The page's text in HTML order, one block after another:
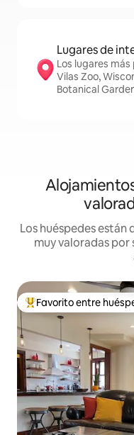
Lugares de
Los lugares
Vilas Zoo,
Botanical
Los huéspedes están
muy valoradas
Favorito entre
Favorito entre